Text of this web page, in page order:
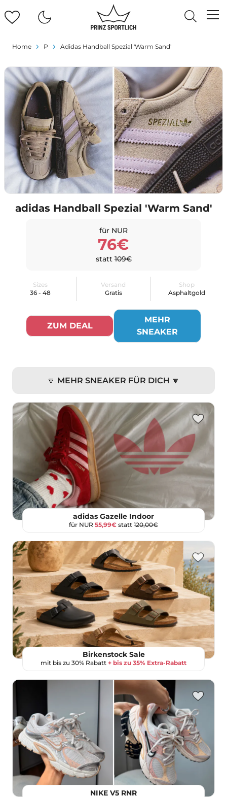
Home P Adidas Handball Spezial 'Warm Sand'
adidas Handball Spezial 'Warm Sand'
für NUR
76€
statt109€
Sizes
36 - 48
Versand
Gratis
Shop
Asphaltgold
ZUM DEAL
MEHR
SNEAKER
🔽 MEHR SNEAKER FÜR DICH 🔽
adidas Gazelle Indoor
für NUR 55,99€ statt 120,00€
Birkenstock Sale
mit bis zu 30% Rabatt + bis zu 35% Extra-Rabatt
NIKE V5 RNR